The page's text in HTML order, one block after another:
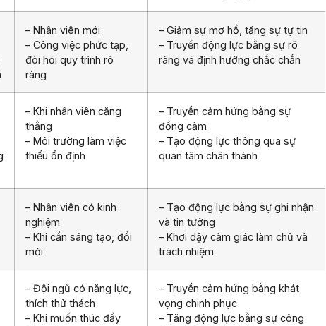
– Nhân viên mới
– Công việc phức tạp,
đòi hỏi quy trình rõ
ràng
– Giảm sự mơ hồ, tăng sự tự tin
– Truyền động lực bằng sự rõ
ràng và định hướng chắc chắn
– Khi nhân viên căng
thẳng
– Môi trường làm việc
thiếu ổn định
– Truyền cảm hứng bằng sự
đồng cảm
– Tạo động lực thông qua sự
quan tâm chân thành
– Nhân viên có kinh
nghiệm
– Khi cần sáng tạo, đổi
mới
– Tạo động lực bằng sự ghi nhận
và tin tưởng
– Khơi dậy cảm giác làm chủ và
trách nhiệm
– Đội ngũ có năng lực,
thích thử thách
– Khi muốn thúc đẩy
– Truyền cảm hứng bằng khát
vọng chinh phục
– Tăng động lực bằng sự công